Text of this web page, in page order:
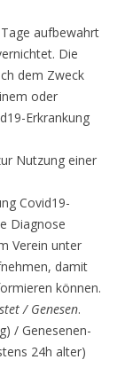
aufbewahrt
Die
dem Zweck
oder
Erkrankung
Nutzung einer
Covid19-
Diagnose
Verein unter
damit
können.
/ Genesen.
/ Genesenen-
24h alter)